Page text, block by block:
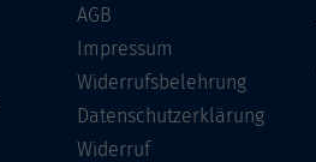
AGB
Impressum
Widerrufsbelehrung
Datenschutzerklärung
Widerruf